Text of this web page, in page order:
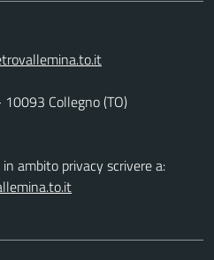
Collegno (TO)
ambito privacy scrivere a: